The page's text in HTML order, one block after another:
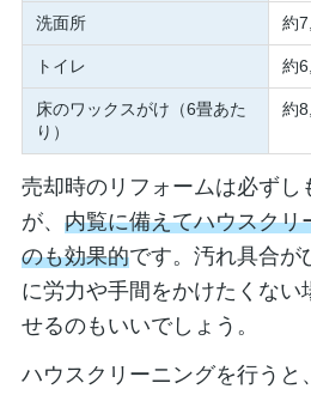
洗面所 約
トイレ 約
床のワックスがけ（6畳あた
り）
約
売却時のリフォームは必ずし
が、 内覧に備えてハウスクリ
のも効果的です。汚れ具合が
に労力や手間をかけたくない
せるのもいいでしょう。
ハウスクリーニングを行うと